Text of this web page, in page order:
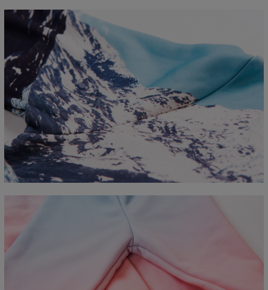
Mierzone na płasko
CM
XS S M L 3XL
4XL
A - Długość
67 68 69 70 71 73 75
78
B - Sz. klatki piersiowej
50 52 54 56 58 60 63
C - Długość rękawów
66 66 67 68 69